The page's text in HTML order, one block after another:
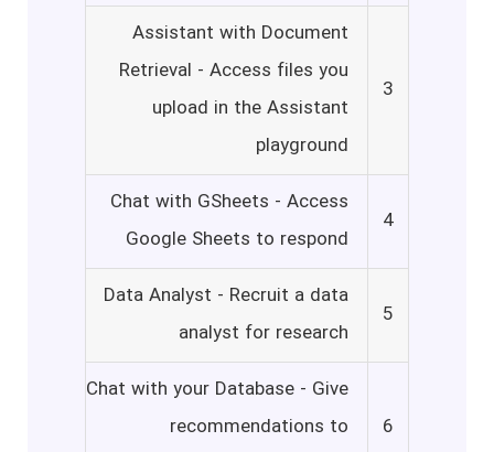
3
Assistant with Document
Retrieval - Access files you
upload in the Assistant
playground
4
Chat with GSheets - Access
Google Sheets to respond
5
Data Analyst - Recruit a data
analyst for research
6
Chat with your Database - Give
recommendations to